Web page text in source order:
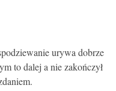
urywa dobrze
to dalej a nie zakończył